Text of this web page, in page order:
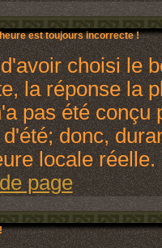
est toujours incorrecte !
choisi le
la réponse la
pas été
donc,
locale réelle.
page